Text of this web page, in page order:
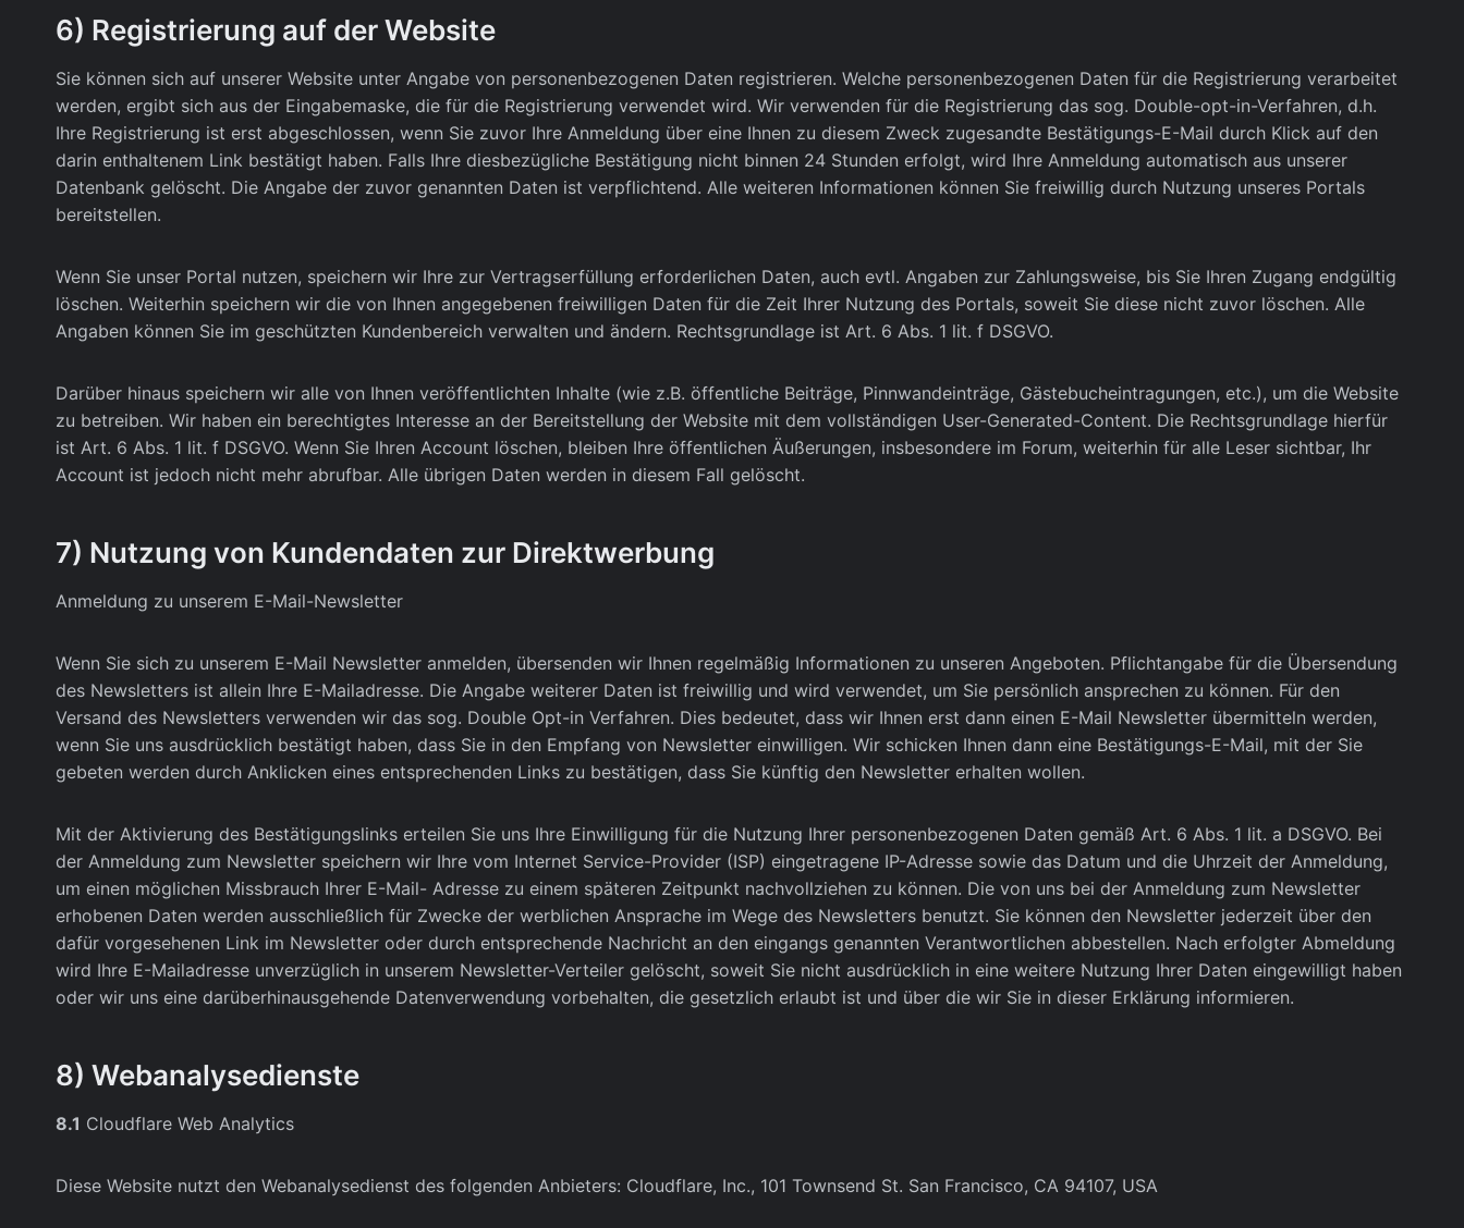
6) Registrierung auf der Website
Sie können sich auf unserer Website unter Angabe von personenbezogenen Daten registrieren. Welche personenbezogenen Daten für die Registrierung verarbeitet
werden, ergibt sich aus der Eingabemaske, die für die Registrierung verwendet wird. Wir verwenden für die Registrierung das sog. Double-opt-in-Verfahren, d.h.
Ihre Registrierung ist erst abgeschlossen, wenn Sie zuvor Ihre Anmeldung über eine Ihnen zu diesem Zweck zugesandte Bestätigungs-E-Mail durch Klick auf den
darin enthaltenem Link bestätigt haben. Falls Ihre diesbezügliche Bestätigung nicht binnen 24 Stunden erfolgt, wird Ihre Anmeldung automatisch aus unserer
Datenbank gelöscht. Die Angabe der zuvor genannten Daten ist verpflichtend. Alle weiteren Informationen können Sie freiwillig durch Nutzung unseres Portals
bereitstellen.
Wenn Sie unser Portal nutzen, speichern wir Ihre zur Vertragserfüllung erforderlichen Daten, auch evtl. Angaben zur Zahlungsweise, bis Sie Ihren Zugang endgültig
löschen. Weiterhin speichern wir die von Ihnen angegebenen freiwilligen Daten für die Zeit Ihrer Nutzung des Portals, soweit Sie diese nicht zuvor löschen. Alle
Angaben können Sie im geschützten Kundenbereich verwalten und ändern. Rechtsgrundlage ist Art. 6 Abs. 1 lit. f DSGVO.
Darüber hinaus speichern wir alle von Ihnen veröffentlichten Inhalte (wie z.B. öffentliche Beiträge, Pinnwandeinträge, Gästebucheintragungen, etc.), um die Website
zu betreiben. Wir haben ein berechtigtes Interesse an der Bereitstellung der Website mit dem vollständigen User-Generated-Content. Die Rechtsgrundlage hierfür
ist Art. 6 Abs. 1 lit. f DSGVO. Wenn Sie Ihren Account löschen, bleiben Ihre öffentlichen Äußerungen, insbesondere im Forum, weiterhin für alle Leser sichtbar, Ihr
Account ist jedoch nicht mehr abrufbar. Alle übrigen Daten werden in diesem Fall gelöscht.
7) Nutzung von Kundendaten zur Direktwerbung
Anmeldung zu unserem E-Mail-Newsletter
Wenn Sie sich zu unserem E-Mail Newsletter anmelden, übersenden wir Ihnen regelmäßig Informationen zu unseren Angeboten. Pflichtangabe für die Übersendung
des Newsletters ist allein Ihre E-Mailadresse. Die Angabe weiterer Daten ist freiwillig und wird verwendet, um Sie persönlich ansprechen zu können. Für den
Versand des Newsletters verwenden wir das sog. Double Opt-in Verfahren. Dies bedeutet, dass wir Ihnen erst dann einen E-Mail Newsletter übermitteln werden,
wenn Sie uns ausdrücklich bestätigt haben, dass Sie in den Empfang von Newsletter einwilligen. Wir schicken Ihnen dann eine Bestätigungs-E-Mail, mit der Sie
gebeten werden durch Anklicken eines entsprechenden Links zu bestätigen, dass Sie künftig den Newsletter erhalten wollen.
Mit der Aktivierung des Bestätigungslinks erteilen Sie uns Ihre Einwilligung für die Nutzung Ihrer personenbezogenen Daten gemäß Art. 6 Abs. 1 lit. a DSGVO. Bei
der Anmeldung zum Newsletter speichern wir Ihre vom Internet Service-Provider (ISP) eingetragene IP-Adresse sowie das Datum und die Uhrzeit der Anmeldung,
um einen möglichen Missbrauch Ihrer E-Mail- Adresse zu einem späteren Zeitpunkt nachvollziehen zu können. Die von uns bei der Anmeldung zum Newsletter
erhobenen Daten werden ausschließlich für Zwecke der werblichen Ansprache im Wege des Newsletters benutzt. Sie können den Newsletter jederzeit über den
dafür vorgesehenen Link im Newsletter oder durch entsprechende Nachricht an den eingangs genannten Verantwortlichen abbestellen. Nach erfolgter Abmeldung
wird Ihre E-Mailadresse unverzüglich in unserem Newsletter-Verteiler gelöscht, soweit Sie nicht ausdrücklich in eine weitere Nutzung Ihrer Daten eingewilligt haben
oder wir uns eine darüberhinausgehende Datenverwendung vorbehalten, die gesetzlich erlaubt ist und über die wir Sie in dieser Erklärung informieren.
8) Webanalysedienste
8.1 Cloudflare Web Analytics
Diese Website nutzt den Webanalysedienst des folgenden Anbieters: Cloudflare, Inc., 101 Townsend St. San Francisco, CA 94107, USA